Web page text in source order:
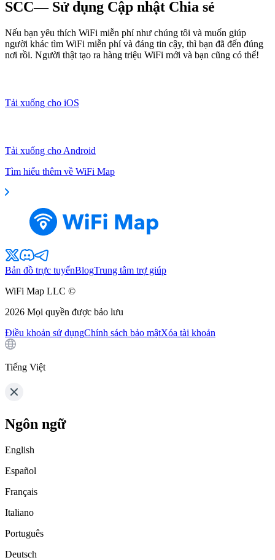
SCC— Sử dụng Cập nhật Chia sẻ
Nếu bạn yêu thích WiFi miễn phí như chúng tôi và muốn giúp
người khác tìm WiFi miễn phí và đáng tin cậy, thì bạn đã đến đúng
nơi rồi. Người thật tạo ra hàng triệu WiFi mới và bạn cũng có thể!
Tải xuống cho iOS
Tải xuống cho Android
Tìm hiểu thêm về WiFi Map
Bản đồ trực tuyếnBlogTrung tâm trợ giúp
WiFi Map LLC ©
2026 Mọi quyền được bảo lưu
Điều khoản sử dụngChính sách bảo mậtXóa tài khoản
Tiếng Việt
Ngôn ngữ
English
Español
Français
Italiano
Português
Deutsch